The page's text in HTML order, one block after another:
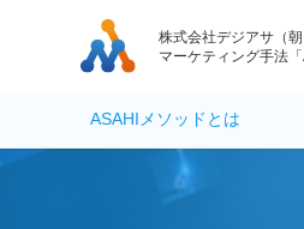
株式会社デジアサ（
マーケティング手法「
ASAHIメソッドとは